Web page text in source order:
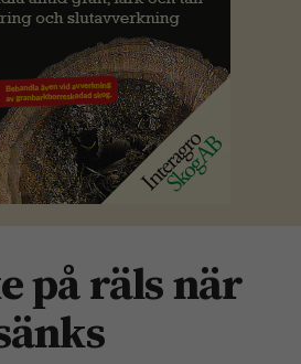
på räls när